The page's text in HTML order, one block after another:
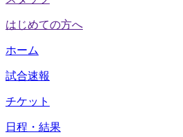
はじめての方へ
ホーム
試合速報
チケット
日程・結果